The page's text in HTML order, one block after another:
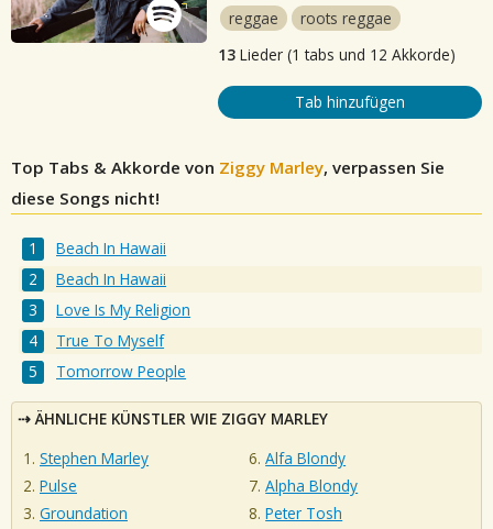
reggae
roots reggae
13 Lieder (1 tabs und 12 Akkorde)
Tab hinzufügen
Top Tabs & Akkorde von Ziggy Marley, verpassen Sie
diese Songs nicht!
Beach In Hawaii
Beach In Hawaii
Love Is My Religion
True To Myself
Tomorrow People
ÄHNLICHE KÜNSTLER WIE ZIGGY MARLEY
Stephen Marley
Pulse
Groundation
Alfa Blondy
Alpha Blondy
Peter Tosh